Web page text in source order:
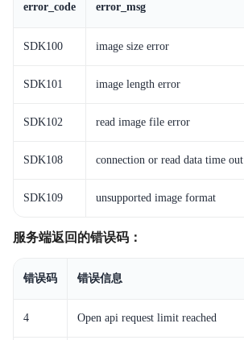
离线SDK
MCP文档
智能文档分析平台
iOCR自定义文字识别
EasyDL OCR
私有化部署服务
视频专区
error_code error_msg
SDK100 image size error
SDK101 image length error
SDK102 read image file error
SDK108 connection or read data time out
SDK109 unsupported image format
服务端返回的错误码：
错误码 错误信息
4 Open api request limit reached